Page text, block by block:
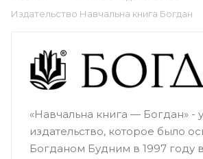
Издательство Навчальна книга Богдан
«Навчальна книга — Богдан» -
издательство, которое было
Богданом Будним в 1997 году